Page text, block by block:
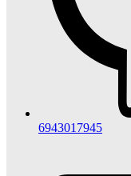
6943017945